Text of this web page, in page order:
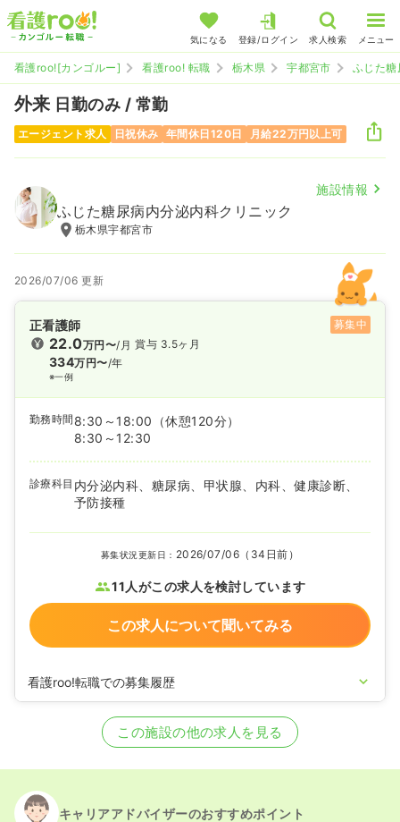
気になる 登録/ログイン 求人検索 メニュー
看護roo![カンゴルー] 看護roo! 転職 栃木県 宇都宮市 ふじた
外来 日勤のみ / 常勤
エージェント求人 日祝休み 年間休日120日 月給22万円以上可
施設情報
ふじた糖尿病内分泌内科クリニック
栃木県宇都宮市
2026/07/06 更新
正看護師 募集中
22.0万円〜/月
334万円〜/年
※一例
賞与 3.5ヶ月
勤務時間 8:30～18:00
（休憩120分）
8:30～12:30
診療科目 内分泌内科、糖尿病、甲状腺、内科、健康診断、
予防接種
募集状況更新日： 2026/07/06（34日前）
11人がこの求人を検討しています
この求人について聞いてみる
看護roo!転職での募集履歴
正看護師の募集を休止
正看護師を募集中
この施設の他の求人を見る
キャリアアドバイザーのおすすめポイント